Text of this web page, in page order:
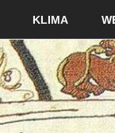
KLIMA